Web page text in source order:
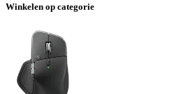
Winkelen op categorie